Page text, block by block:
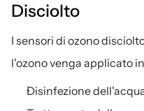
Disciolto
I sensori di ozono
l'ozono venga applicato
Disinfezione